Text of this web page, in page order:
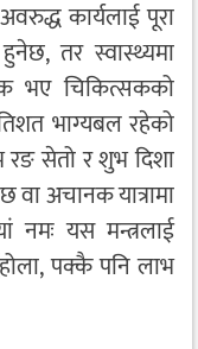
कार्यलाई पूरा
तर स्वास्थ्यमा
भए चिकित्सकको
भाग्यबल रहेको
सेतो र शुभ दिशा
वा अचानक यात्रामा
यस मन्त्रलाई
पक्कै पनि लाभ